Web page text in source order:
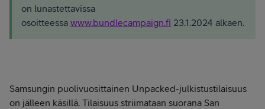
on lunastettavissa
osoitteessa www.bundlecampaign.fi 23.1.2024 alkaen.
Samsungin puolivuosittainen Unpacked-julkistustilaisuus
on jälleen käsillä. Tilaisuus striimataan suorana San